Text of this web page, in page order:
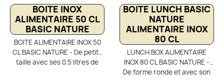
BOITE INOX
ALIMENTAIRE 50 CL
BASIC NATURE
BOITE ALIMENTAIRE INOX 50
CL BASIC NATURE - De petite
taille avec ses 0.5 litres de
BOITE LUNCH BASIC
NATURE
ALIMENTAIRE INOX
80 CL
LUNCH BOX ALIMENTAIRE
INOX 80 CL BASIC NATURE -
De forme ronde et avec son